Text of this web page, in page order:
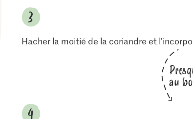
Hacher la moitié de la coriandre et
au